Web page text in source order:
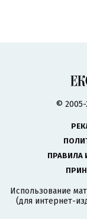
©
ПРАВИЛА
Использование
(для интернет-